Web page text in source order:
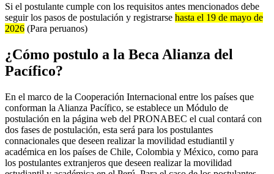
Si el postulante cumple con los requisitos antes mencionados debe
seguir los pasos de postulación y registrarse hasta el 19 de mayo de
2026 (Para peruanos)
¿Cómo postulo a la Beca Alianza del
Pacífico?
En el marco de la Cooperación Internacional entre los países que
conforman la Alianza Pacífico, se establece un Módulo de
postulación en la página web del PRONABEC el cual contará con
dos fases de postulación, esta será para los postulantes
connacionales que deseen realizar la movilidad estudiantil y
académica en los países de Chile, Colombia y México, como para
los postulantes extranjeros que deseen realizar la movilidad